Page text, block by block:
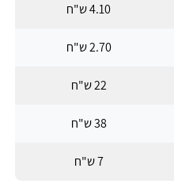
4.10 ש"ח
2.70 ש"ח
22 ש"ח
38 ש"ח
7 ש"ח